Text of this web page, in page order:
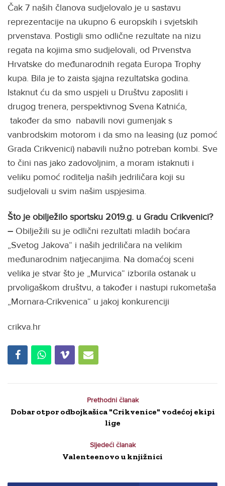
Čak 7 naših članova sudjelovalo je u sastavu
reprezentacije na ukupno 6 europskih i svjetskih
prvenstava. Postigli smo odlične rezultate na nizu
regata na kojima smo sudjelovali, od Prvenstva
Hrvatske do međunarodnih regata Europa Trophy
kupa. Bila je to zaista sjajna rezultatska godina.
Istaknut ću da smo uspjeli u Društvu zaposliti i
drugog trenera, perspektivnog Svena Katnića,
također da smo nabavili novi gumenjak s
vanbrodskim motorom i da smo na leasing (uz pomoć
Grada Crikvenici) nabavili nužno potreban kombi. Sve
to čini nas jako zadovoljnim, a moram istaknuti i
veliku pomoć roditelja naših jedriličara koji su
sudjelovali u svim našim uspjesima.
Što je obilježilo sportsku 2019.g. u Gradu Crikvenici?
– Obilježili su je odlični rezultati mladih boćara
„Svetog Jakova“ i naših jedriličara na velikim
međunarodnim natjecanjima. Na domaćoj sceni
velika je stvar što je „Murvica“ izborila ostanak u
prvoligaškom društvu, a također i nastupi rukometaša
„Mornara-Crikvenica“ u jakoj konkurenciji
crikva.hr
Prethodni članak
Dobar otpor odbojkašica "Crikvenice" vodećoj ekipi
lige
Sljedeći članak
Valenteenovo u knjižnici